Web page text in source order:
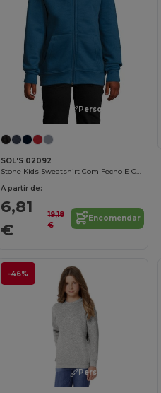
Personalize-o!
SOL'S 02092
Stone Kids Sweatshirt Com Fecho E Capuz
A partir de:
6,81
€
19,18
€
Encomendar
-46%
Personalize-o!